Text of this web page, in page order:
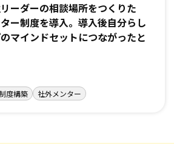
リーダーの相談場所をつくりた
ー制度を導入。導入後自分らし
マインドセットにつながったと
度構築 社外メンター